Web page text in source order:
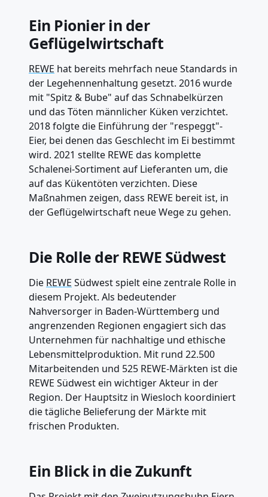
Ein Pionier in der
Geflügelwirtschaft
REWE hat bereits mehrfach neue Standards in
der Legehennenhaltung gesetzt. 2016 wurde
mit "Spitz & Bube" auf das Schnabelkürzen
und das Töten männlicher Küken verzichtet.
2018 folgte die Einführung der "respeggt"-
Eier, bei denen das Geschlecht im Ei bestimmt
wird. 2021 stellte REWE das komplette
Schalenei-Sortiment auf Lieferanten um, die
auf das Kükentöten verzichten. Diese
Maßnahmen zeigen, dass REWE bereit ist, in
der Geflügelwirtschaft neue Wege zu gehen.
Die Rolle der REWE Südwest
Die REWE Südwest spielt eine zentrale Rolle in
diesem Projekt. Als bedeutender
Nahversorger in Baden-Württemberg und
angrenzenden Regionen engagiert sich das
Unternehmen für nachhaltige und ethische
Lebensmittelproduktion. Mit rund 22.500
Mitarbeitenden und 525 REWE-Märkten ist die
REWE Südwest ein wichtiger Akteur in der
Region. Der Hauptsitz in Wiesloch koordiniert
die tägliche Belieferung der Märkte mit
frischen Produkten.
Ein Blick in die Zukunft